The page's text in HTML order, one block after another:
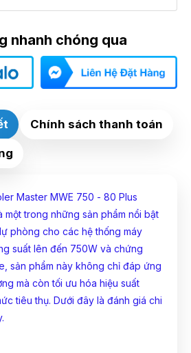
nhanh chóng qua
Chính sách thanh toán
Master MWE 750 - 80 Plus
một trong những sản phẩm nổi bật
phòng cho các hệ thống máy
suất lên đến 750W và chứng
sản phẩm này không chỉ đáp ứng
mà còn tối ưu hóa hiệu suất
tiêu thụ. Dưới đây là đánh giá chi